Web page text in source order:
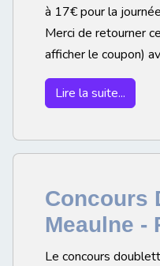
à 17€ pour la
Merci de retourner
afficher le coupon)
Lire la suite...
Concours
Meaulne -
Le concours